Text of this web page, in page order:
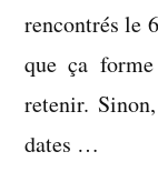
rencontrés le
que ça
retenir.
dates …